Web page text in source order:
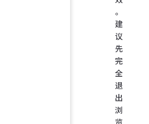
。
建
议
先
完
全
退
出
浏